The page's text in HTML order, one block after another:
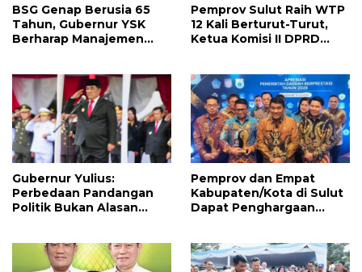
BSG Genap Berusia 65
Tahun, Gubernur YSK
Berharap Manajemen
Pemprov Sulut Raih WTP
12 Kali Berturut-Turut,
Ketua Komisi II DPRD
Prestasi Yang
Membanggakan
Gubernur Yulius:
Perbedaan Pandangan
Politik Bukan Alasan
Pemprov dan Empat
Kabupaten/Kota di Sulut
Dapat Penghargaan